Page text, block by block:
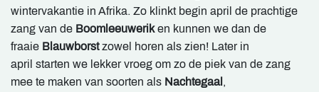
wintervakantie in Afrika. Zo klinkt begin april de prachtige
zang van de Boomleeuweriken kunnen we dan de
fraaie Blauwborstzowel horen als zien! Later in
april starten we lekker vroeg om zo de piek van de zang
mee te maken van soorten als Nachtegaal ,